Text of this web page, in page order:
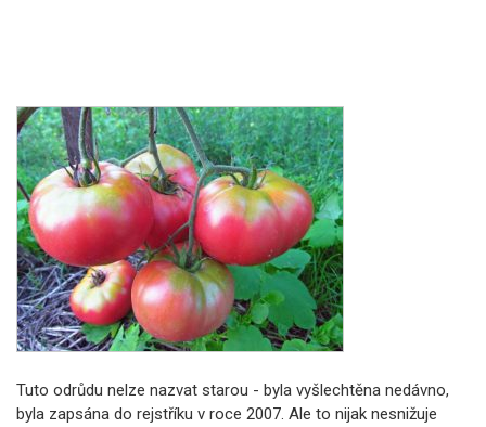
Tuto odrůdu nelze nazvat starou - byla vyšlechtěna nedávno,
byla zapsána do rejstříku v roce 2007. Ale to nijak nesnižuje